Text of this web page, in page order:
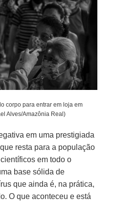
corpo para entrar em loja em
Alves/Amazônia Real)
em uma prestigiada
resta para a população
em todo o
base sólida de
que ainda é, na prática,
O que aconteceu e está